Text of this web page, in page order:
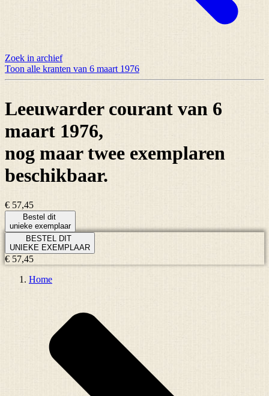
Zoek in archief
Toon alle kranten van 6 maart 1976
Leeuwarder courant van 6
maart 1976,
nog maartwee exemplaren
beschikbaar.
€ 57,45
Bestel dit
unieke exemplaar
BESTEL DIT
UNIEKE EXEMPLAAR
€ 57,45
Home